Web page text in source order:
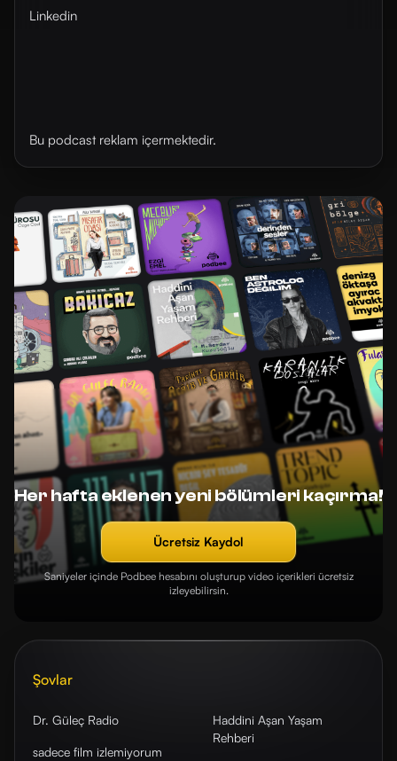
Linkedin
Bu podcast reklam içermektedir.
Her hafta eklenen yeni bölümleri kaçırma!
Ücretsiz Kaydol
Saniyeler içinde Podbee hesabını oluşturup video içerikleri ücretsiz
izleyebilirsin.
Şovlar
Dr. Güleç Radio
sadece film izlemiyorum
Haddini Aşan Yaşam
Rehberi